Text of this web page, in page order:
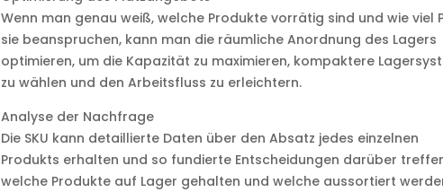
Wenn man genau weiß, welche Produkte vorrätig sind und wie viel
sie beanspruchen, kann man die räumliche Anordnung des Lagers
optimieren, um die Kapazität zu maximieren, kompaktere
zu wählen und den Arbeitsfluss zu erleichtern.
Analyse der Nachfrage
Die SKU kann detaillierte Daten über den Absatz jedes einzelnen
Produkts erhalten und so fundierte Entscheidungen darüber
welche Produkte auf Lager gehalten und welche aussortiert